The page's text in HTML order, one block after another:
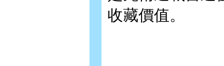
收藏價值。